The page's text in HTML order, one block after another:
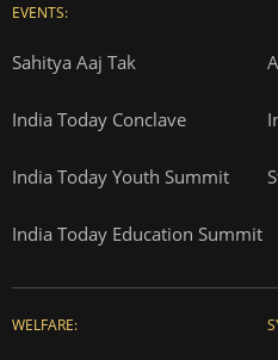
EVENTS:
Sahitya Aaj Tak
India Today Conclave
India Today Youth Summit
India Today Education Summit
WELFARE: